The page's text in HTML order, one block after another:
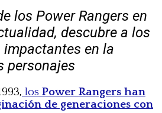
los Power Rangers en
descubre a los
en la
personajes
los Power Rangers han
de generaciones con